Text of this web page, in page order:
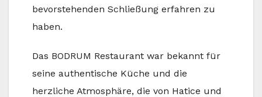
bevorstehenden Schließung erfahren zu
haben.
Das BODRUM Restaurant war bekannt für
seine authentische Küche und die
herzliche Atmosphäre, die von Hatice und